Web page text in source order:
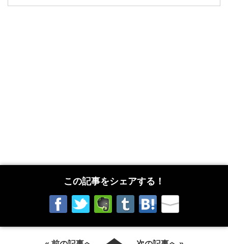
この記事をシェアする！